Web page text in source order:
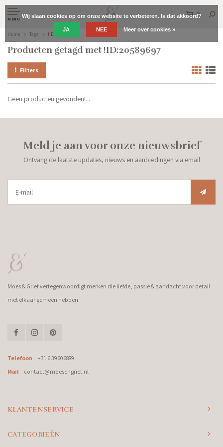
MENU
0
Home Tags !ID:20589697
Producten getagd met !ID:20589697
Filters
Geen producten gevonden!...
Meld je aan voor onze nieuwsbrief
Ontvang de laatste updates, nieuws en aanbiedingen via email
Moes & Griet vertegenwoordigt merken die liefde, passie & aandacht voor detail
met elkaar gemeen hebben.
Telefoon
+31 6 39606889
Mail
contact@moesengriet.nl
KLANTENSERVICE
CATEGORIEËN
Wij slaan cookies op om onze website te verbeteren. Is dat akkoord?
JA NEE Meer over cookies »